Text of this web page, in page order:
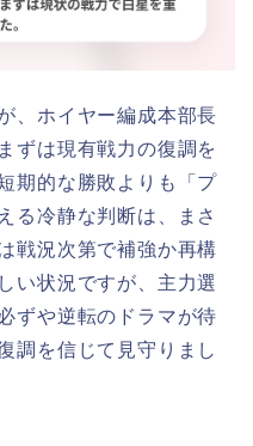
、ホイヤー編成本部長
ずは現有戦力の復調を
期的な勝敗よりも「プ
る冷静な判断は、まさ
戦況次第で補強か再構
い状況ですが、主力選
ずや逆転のドラマが待
調を信じて見守りまし